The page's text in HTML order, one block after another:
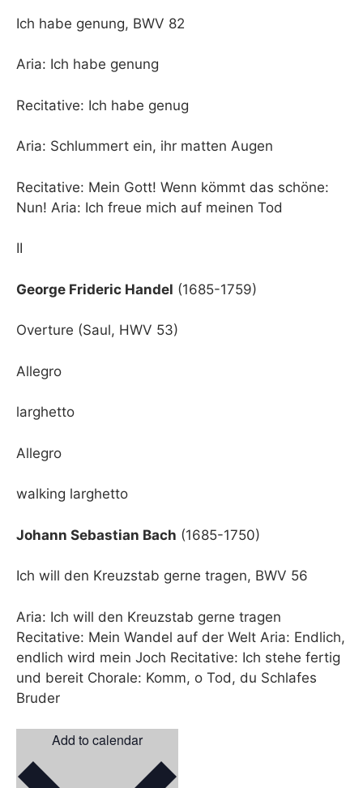
Ich habe genung, BWV 82
Aria: Ich habe genung
Recitative: Ich habe genug
Aria: Schlummert ein, ihr matten Augen
Recitative: Mein Gott! Wenn kömmt das schöne:
Nun! Aria: Ich freue mich auf meinen Tod
II
George Frideric Handel (1685-1759)
Overture (Saul, HWV 53)
Allegro
larghetto
Allegro
walking larghetto
Johann Sebastian Bach (1685-1750)
Ich will den Kreuzstab gerne tragen, BWV 56
Aria: Ich will den Kreuzstab gerne tragen
Recitative: Mein Wandel auf der Welt Aria: Endlich,
endlich wird mein Joch Recitative: Ich stehe fertig
und bereit Chorale: Komm, o Tod, du Schlafes
Bruder